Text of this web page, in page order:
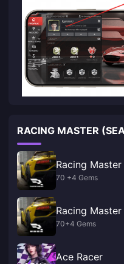
RACING MASTER
Racing Master
70 +4 Gems
Racing
70+4 Gems
Ace Racer